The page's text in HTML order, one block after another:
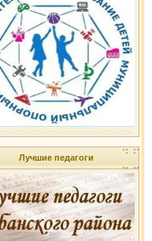
Лучшие педагоги